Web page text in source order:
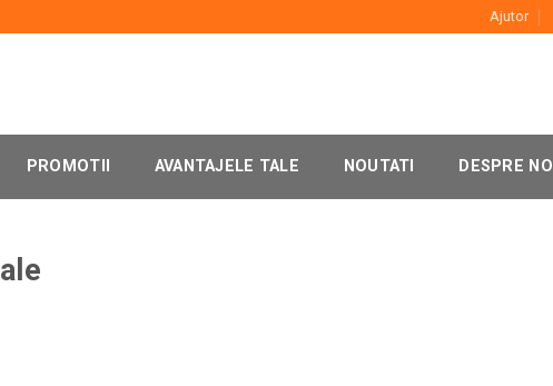
Ajutor
PROMOTII AVANTAJELE TALE NOUTATI DESPRE NOI